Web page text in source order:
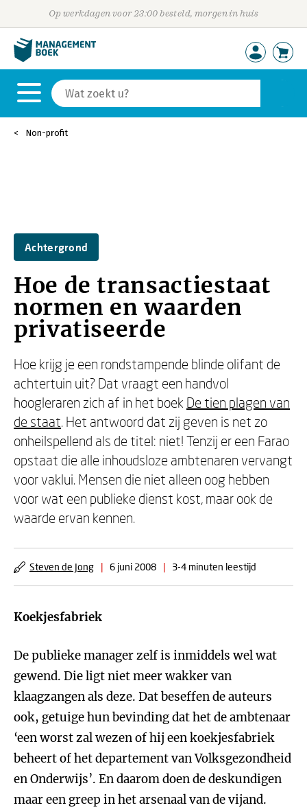
Op werkdagen voor 23:00 besteld, morgen in huis
Non-profit
Achtergrond
Hoe de transactiestaat
normen en waarden
privatiseerde
Hoe krijg je een rondstampende blinde olifant de
achtertuin uit? Dat vraagt een handvol
hoogleraren zich af in het boek De tien plagen van
de staat. Het antwoord dat zij geven is net zo
onheilspellend als de titel: niet! Tenzij er een Farao
opstaat die alle inhoudsloze ambtenaren vervangt
voor vaklui. Mensen die niet alleen oog hebben
voor wat een publieke dienst kost, maar ook de
waarde ervan kennen.
Steven de Jong | 6 juni 2008 | 3-4 minuten leestijd
Koekjesfabriek
De publieke manager zelf is inmiddels wel wat
gewend. Die ligt niet meer wakker van
klaagzangen als deze. Dat beseffen de auteurs
ook, getuige hun bevinding dat het de ambtenaar
‘een worst zal wezen of hij een koekjesfabriek
beheert of het departement van Volksgezondheid
en Onderwijs’. En daarom doen de deskundigen
maar een greep in het arsenaal van de vijand.